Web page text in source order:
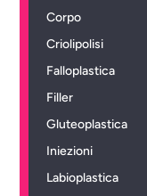
Corpo
Criolipolisi
Falloplastica
Filler
Gluteoplastica
Iniezioni
Labioplastica